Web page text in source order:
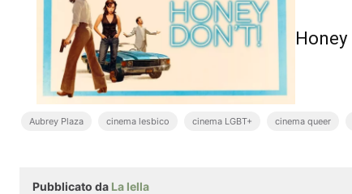
Aubrey Plaza cinema lesbico cinema LGBT+ cinema queer
Pubblicato da La lella